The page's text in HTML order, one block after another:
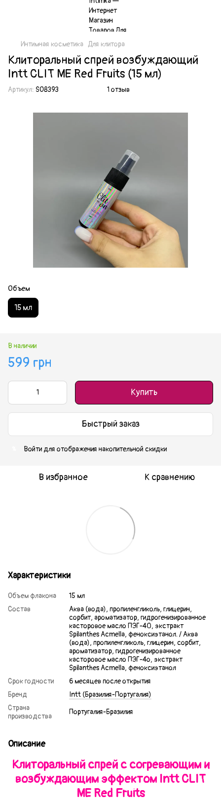
Интимная косметика Для клитора
Клиторальный спрей возбуждающий
Intt CLIT ME Red Fruits (15 мл)
Артикул: SO8393 1 отзыв
Объем
15 мл
В наличии
599 грн
Купить
Быстрый заказ
Войти для отображения накопительной скидки
В избранное К сравнению
Характеристики
Объем флакона
15 мл
Состав
Аква (вода), пропиленгликоль, глицерин,
сорбит, ароматизатор, гидрогенизированное
касторовое масло ПЭГ-40, экстракт
Spilanthes Acmella, феноксиэтанол. / Аква
(вода), пропиленгликоль, глицерин, сорбит,
ароматизатор, гидрогенизированное
касторовое масло ПЭГ-4о, экстракт
Spilanthes Acmella, феноксиэтанол
Срок годности
6 месяцев после открытия
Бренд
Intt (Бразилия-Португалия)
Страна
производства
Португалия-Бразилия
Описание
Клиторальный спрей с согревающим и
возбуждающим эффектом Intt CLIT
ME Red Fruits